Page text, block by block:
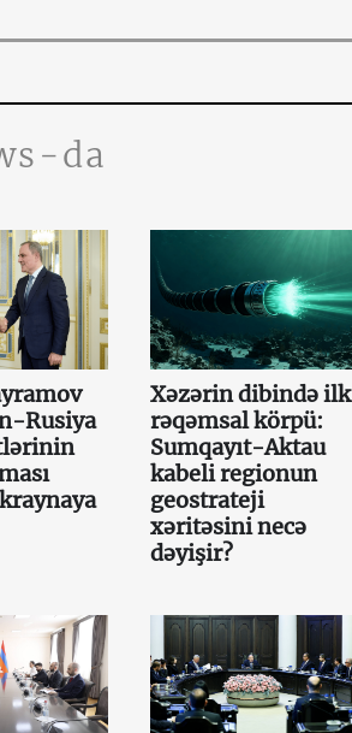
da
Rusiya
Xəzərin dibində ilk
rəqəmsal körpü:
Sumqayıt-Aktau
kabeli regionun
geostrateji
xəritəsini necə
dəyişir?